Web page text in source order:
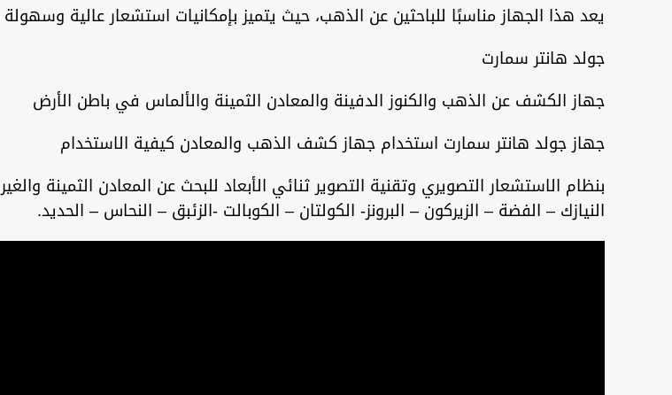
يعد هذا الجهاز مناسبًا للباحثين عن الذهب، حيث يتميز بإمكانيات استشعار عالية
جولد هانتر سمارت
جهاز الكشف عن الذهب والكنوز الدفينة والمعادن الثمينة والألماس في باطن الأرض
جهاز جولد هانتر سمارت استخدام جهاز كشف الذهب والمعادن كيفية الاستخدام
بنظام الاستشعار التصويري وتقنية التصوير ثنائي الأبعاد للبحث عن المعادن الثمينة
النيازك – الفضة – الزيركون – البرونز- الكولتان – الكوبالت -الزئبق – النحاس – الحديد.